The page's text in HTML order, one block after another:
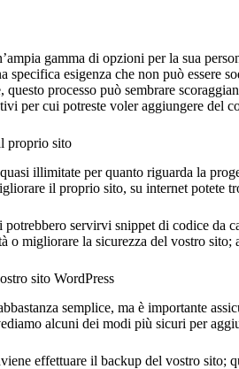
gamma di opzioni per la sua
specifica esigenza che non può essere
processo può sembrare
per cui potreste voler aggiungere del
proprio sito
illimitate per quanto riguarda la
il proprio sito, su internet potete
servirvi snippet di codice da
o migliorare la sicurezza del vostro
sito WordPress
semplice, ma è importante
alcuni dei modi più sicuri per
effettuare il backup del vostro sito;